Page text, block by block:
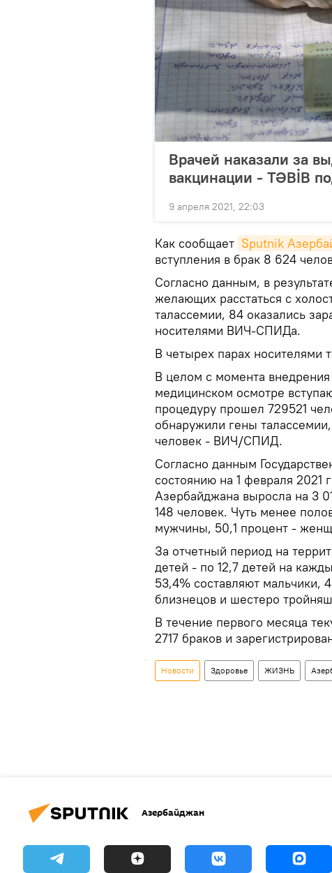
Врачей наказали за
вакцинации - TƏBİB
9 апреля 2021, 22:03
Как сообщает Sputnik
вступления в брак 8 624
Согласно данным, в
желающих расстаться с
талассемии, 84 оказались
носителями ВИЧ-СПИДа.
В четырех парах носителями
В целом с момента
медицинском осмотре
процедуру прошел 729521
обнаружили гены
человек - ВИЧ/СПИД.
Согласно данным
состоянию на 1 февраля 2021
Азербайджана выросла на 3
148 человек. Чуть менее
мужчины, 50,1 процент -
За отчетный период на
детей - по 12,7 детей на
53,4% составляют мальчики,
близнецов и шестеро
В течение первого месяца
2717 браков и
Новости Здоровье ЖИЗНЬ
Азербайджан